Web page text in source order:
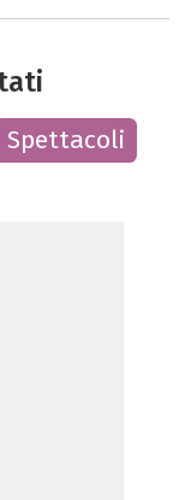
Spettacoli